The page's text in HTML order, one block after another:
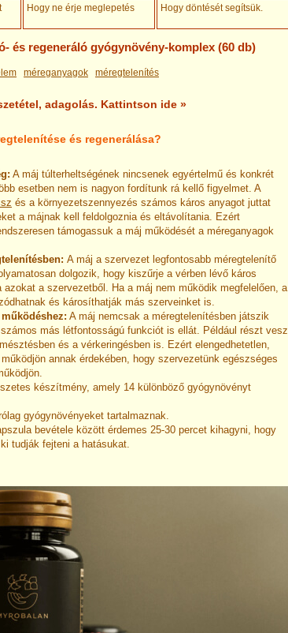
Hogy ne érje meglepetés
Hogy döntését segítsük.
és regeneráló gyógynövény-komplex (60 db)
méreganyagok méregtelenítés
adagolás. Kattintson ide »
és regenerálása?
A máj túlterheltségének nincsenek egyértelmű és konkrét
esetben nem is nagyon fordítunk rá kellő figyelmet. A
és a környezetszennyezés számos káros anyagot juttat
a májnak kell feldolgoznia és eltávolítania. Ezért
támogassuk a máj működését a méreganyagok
A máj a szervezet legfontosabb méregtelenítő
dolgozik, hogy kiszűrje a vérben lévő káros
a szervezetből. Ha a máj nem működik megfelelően, a
és károsíthatják más szerveinket is.
A máj nemcsak a méregtelenítésben játszik
más létfontosságú funkciót is ellát. Például részt vesz
és a vérkeringésben is. Ezért elengedhetetlen,
annak érdekében, hogy szervezetünk egészséges
készítmény, amely 14 különböző gyógynövényt
gyógynövényeket tartalmaznak.
bevétele között érdemes 25-30 percet kihagyni, hogy
tudják fejteni a hatásukat.